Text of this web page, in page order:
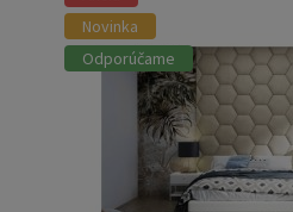
Novinka
Odporúčame